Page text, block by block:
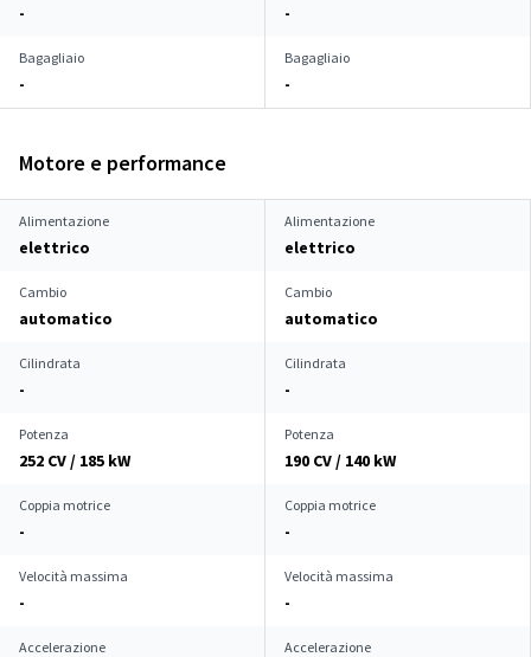
- -
Bagagliaio
-
Bagagliaio
-
Motore e performance
Alimentazione
elettrico
Alimentazione
elettrico
Cambio
automatico
Cambio
automatico
Cilindrata
-
Cilindrata
-
Potenza
252 CV / 185 kW
Potenza
190 CV / 140 kW
Coppia motrice
-
Coppia motrice
-
Velocità massima
-
Velocità massima
-
Accelerazione Accelerazione